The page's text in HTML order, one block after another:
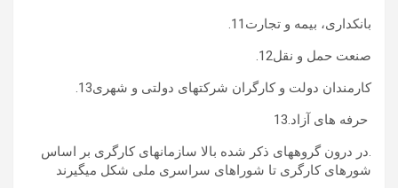
.در درون گروه­های ذکر شده بالا سازمان­های کارگری بر اساس
شورهای کارگری تا شوراهای سراسری ملی شکل می­گیرند